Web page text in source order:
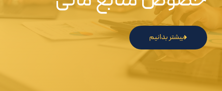
بیشتر بدانیم